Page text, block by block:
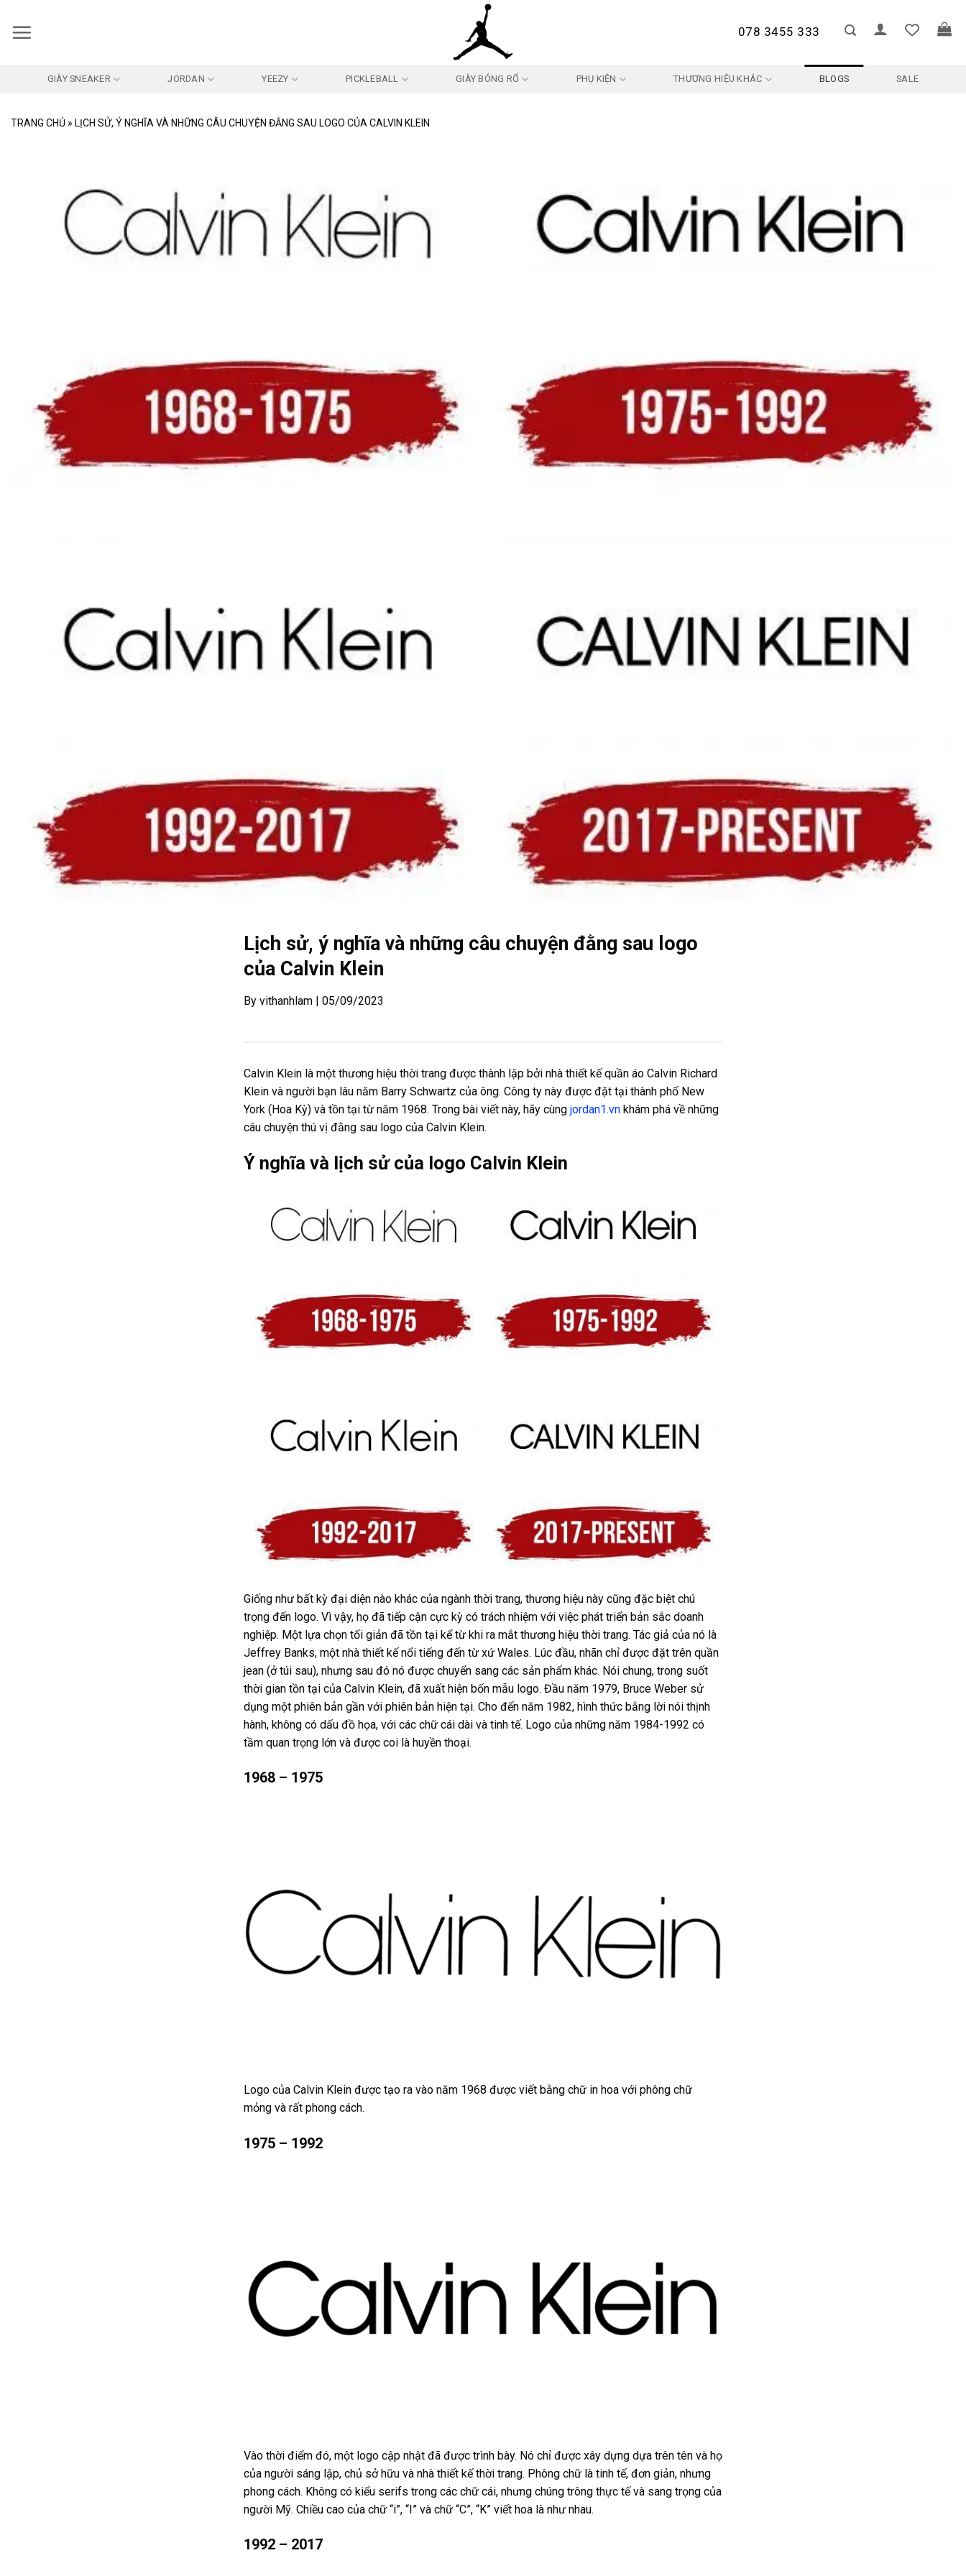
qua
078 3455 333
GIÀY SNEAKER JORDAN YEEZY PICKLEBALL GIÀY BÓNG RỔ PHỤ KIỆN THƯƠNG HIỆU KHÁC BLOGS SALE
TRANG CHỦ » LỊCH SỬ, Ý NGHĨA VÀ NHỮNG CÂU CHUYỆN ĐẰNG SAU LOGO CỦA CALVIN KLEIN
Lịch sử, ý nghĩa và những câu chuyện đằng sau logo
của Calvin Klein
By vithanhlam | 05/09/2023
Calvin Klein là một thương hiệu thời trang được thành lập bởi nhà thiết kế quần áo Calvin Richard
Klein và người bạn lâu năm Barry Schwartz của ông. Công ty này được đặt tại thành phố New
York (Hoa Kỳ) và tồn tại từ năm 1968. Trong bài viết này, hãy cùng jordan1.vn khám phá về những
câu chuyện thú vị đằng sau logo của Calvin Klein.
Ý nghĩa và lịch sử của logo Calvin Klein
Giống như bất kỳ đại diện nào khác của ngành thời trang, thương hiệu này cũng đặc biệt chú
trọng đến logo. Vì vậy, họ đã tiếp cận cực kỳ có trách nhiệm với việc phát triển bản sắc doanh
nghiệp. Một lựa chọn tối giản đã tồn tại kể từ khi ra mắt thương hiệu thời trang. Tác giả của nó là
Jeffrey Banks, một nhà thiết kế nổi tiếng đến từ xứ Wales. Lúc đầu, nhãn chỉ được đặt trên quần
jean (ở túi sau), nhưng sau đó nó được chuyển sang các sản phẩm khác. Nói chung, trong suốt
thời gian tồn tại của Calvin Klein, đã xuất hiện bốn mẫu logo. Đầu năm 1979, Bruce Weber sử
dụng một phiên bản gần với phiên bản hiện tại. Cho đến năm 1982, hình thức bằng lời nói thịnh
hành, không có dấu đồ họa, với các chữ cái dài và tinh tế. Logo của những năm 1984-1992 có
tầm quan trọng lớn và được coi là huyền thoại.
1968 – 1975
Logo của Calvin Klein được tạo ra vào năm 1968 được viết bằng chữ in hoa với phông chữ
mỏng và rất phong cách.
1975 – 1992
Vào thời điểm đó, một logo cập nhật đã được trình bày. Nó chỉ được xây dựng dựa trên tên và họ
của người sáng lập, chủ sở hữu và nhà thiết kế thời trang. Phông chữ là tinh tế, đơn giản, nhưng
phong cách. Không có kiểu serifs trong các chữ cái, nhưng chúng trông thực tế và sang trọng của
người Mỹ. Chiều cao của chữ “i”, “I” và chữ “C”, “K” viết hoa là như nhau.
1992 – 2017